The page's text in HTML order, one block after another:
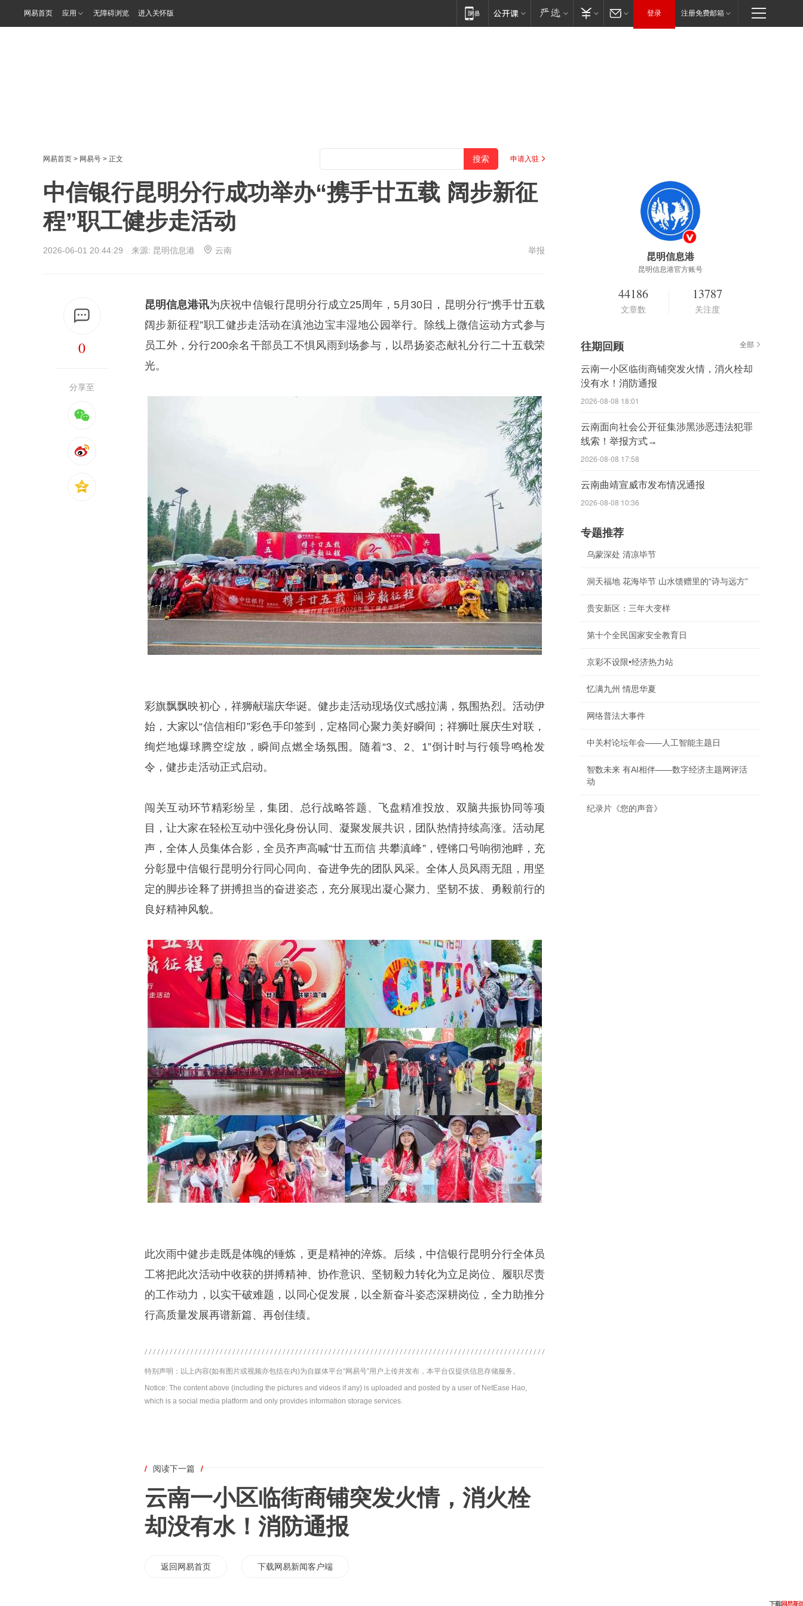
网易首页 应用 无障碍浏览 进入关怀版 登录 注册免费邮箱
网易首页 > 网易号 > 正文 申请入驻
中信银行昆明分行成功举办“携手廿五载 阔步新征
程”职工健步走活动
2026-06-01 20:44:29 来源: 昆明信息港 云南 举报
0
分享至
昆明信息港讯为庆祝中信银行昆明分行成立25周年，5月30日，昆明分行“携手廿五载
阔步新征程”职工健步走活动在滇池边宝丰湿地公园举行。除线上微信运动方式参与
员工外，分行200余名干部员工不惧风雨到场参与，以昂扬姿态献礼分行二十五载荣
光。
彩旗飘飘映初心，祥狮献瑞庆华诞。健步走活动现场仪式感拉满，氛围热烈。活动伊
始，大家以“信信相印”彩色手印签到，定格同心聚力美好瞬间；祥狮吐展庆生对联，
绚烂地爆球腾空绽放，瞬间点燃全场氛围。随着“3、2、1”倒计时与行领导鸣枪发
令，健步走活动正式启动。
闯关互动环节精彩纷呈，集团、总行战略答题、飞盘精准投放、双脑共振协同等项
目，让大家在轻松互动中强化身份认同、凝聚发展共识，团队热情持续高涨。活动尾
声，全体人员集体合影，全员齐声高喊“廿五而信 共攀滇峰”，铿锵口号响彻池畔，充
分彰显中信银行昆明分行同心同向、奋进争先的团队风采。全体人员风雨无阻，用坚
定的脚步诠释了拼搏担当的奋进姿态，充分展现出凝心聚力、坚韧不拔、勇毅前行的
良好精神风貌。
此次雨中健步走既是体魄的锤炼，更是精神的淬炼。后续，中信银行昆明分行全体员
工将把此次活动中收获的拼搏精神、协作意识、坚韧毅力转化为立足岗位、履职尽责
的工作动力，以实干破难题，以同心促发展，以全新奋斗姿态深耕岗位，全力助推分
行高质量发展再谱新篇、再创佳绩。
特别声明：以上内容(如有图片或视频亦包括在内)为自媒体平台“网易号”用户上传并发布，本平台仅提供信息存储服务。
Notice: The content above (including the pictures and videos if any) is uploaded and posted by a user of NetEase Hao,
which is a social media platform and only provides information storage services.
/ 阅读下一篇 /
云南一小区临街商铺突发火情，消火栓
却没有水！消防通报
返回网易首页 下载网易新闻客户端
昆明信息港
昆明信息港官方账号
44186
文章数
13787
关注度
往期回顾 全部
云南一小区临街商铺突发火情，消火栓却
没有水！消防通报
2026-08-08 18:01
云南面向社会公开征集涉黑涉恶违法犯罪
线索！举报方式→
2026-08-08 17:58
云南曲靖宣威市发布情况通报
2026-08-08 10:36
专题推荐
乌蒙深处 清凉毕节
洞天福地 花海毕节 山水馈赠里的“诗与远方”
贵安新区：三年大变样
第十个全民国家安全教育日
京彩不设限•经济热力站
忆满九州 情思华夏
网络普法大事件
中关村论坛年会——人工智能主题日
智数未来 有AI相伴——数字经济主题网评活
动
纪录片《您的声音》